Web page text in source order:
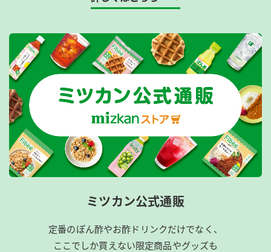
ミツカン公式通販
定番のぽん酢やお酢ドリンクだけでなく、
ここでしか買えない限定商品やグッズも